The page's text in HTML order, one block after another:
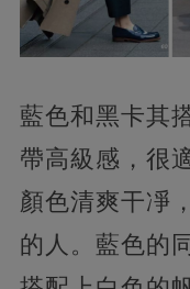
藍色和黑卡其
帶高級感，很
顏色清爽干凈
的人。藍色的